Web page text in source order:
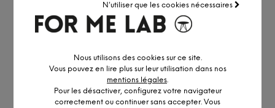
N'utiliser que les cookies nécessaires
Nous utilisons des cookies sur ce site.
Vous pouvez en lire plus sur leur utilisation dans nos
mentions légales.
Pour les désactiver, configurez votre navigateur
correctement ou continuer sans accepter. Vous
CONFIGURER MA CHAISE